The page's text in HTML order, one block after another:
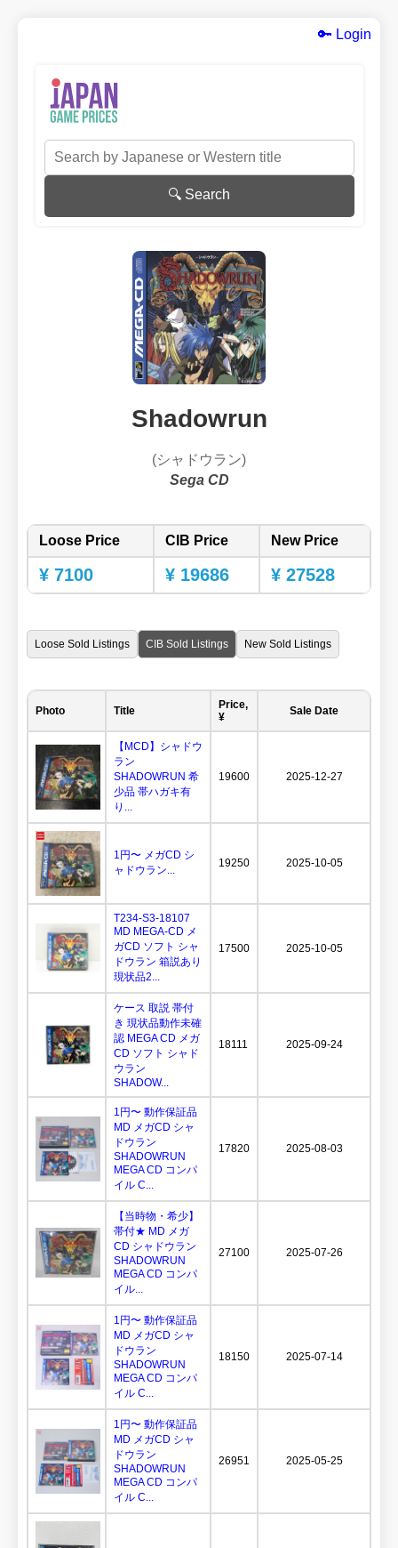
🔑 Login
🔍 Search
Shadowrun
(シャドウラン)
Sega CD
Loose Price CIB Price New Price
¥ 7100 ¥ 19686 ¥ 27528
Loose Sold Listings CIB Sold Listings New Sold Listings
Photo Title
Price,
¥
Sale Date
【MCD】シャドウ
ラン
SHADOWRUN 希
少品 帯ハガキ有
り...
19600 2025-12-27
1円〜 メガCD シ
ャドウラン...
19250 2025-10-05
T234-S3-18107
MD MEGA-CD メ
ガCD ソフト シャ
ドウラン 箱説あり
現状品2...
17500 2025-10-05
ケース 取説 帯付
き 現状品動作未確
認 MEGA CD メガ
CD ソフト シャド
ウラン
SHADOW...
18111 2025-09-24
1円〜 動作保証品
MD メガCD シャ
ドウラン
SHADOWRUN
MEGA CD コンパ
イル C...
17820 2025-08-03
【当時物・希少】
帯付★ MD メガ
CD シャドウラン
SHADOWRUN
MEGA CD コンパ
イル...
27100 2025-07-26
1円〜 動作保証品
MD メガCD シャ
ドウラン
SHADOWRUN
MEGA CD コンパ
イル C...
18150 2025-07-14
1円〜 動作保証品
MD メガCD シャ
ドウラン
SHADOWRUN
MEGA CD コンパ
イル C...
26951 2025-05-25